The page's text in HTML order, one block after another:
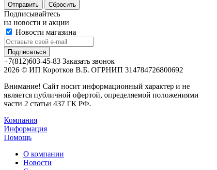
Сбросить
Подписывайтесь
на новости и акции
Новости магазина
+7(812)603-45-83 Заказать звонок
2026 © ИП Коротков В.Б. ОГРНИП 314784726800692
Внимание! Сайт носит информационный характер и не
является публичной офертой, определяемой положениями
части 2 статьи 437 ГК РФ.
Компания
Информация
Помощь
О компании
Новости